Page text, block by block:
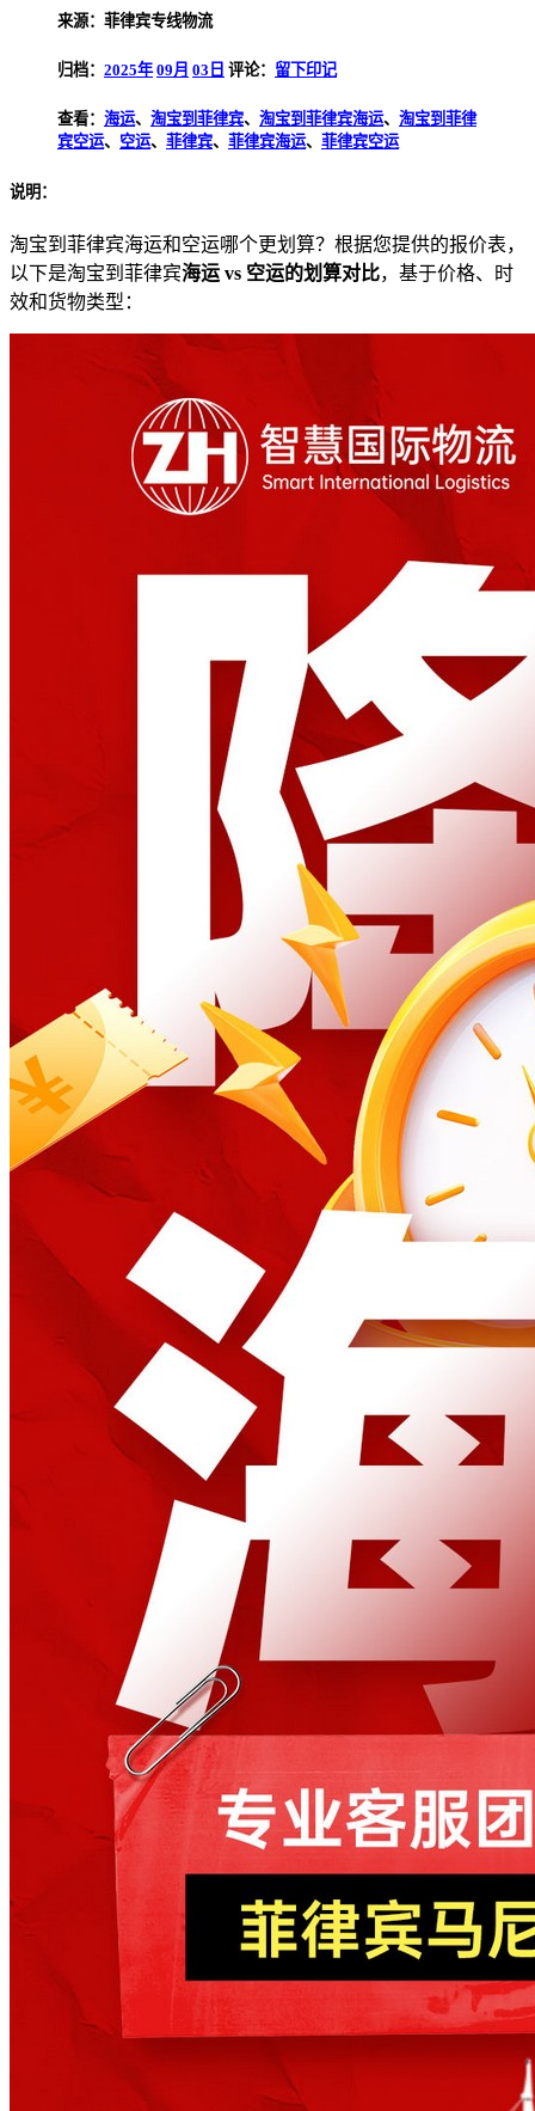
来源：菲律宾专线物流
归档： 2025年 09月 03日 评论： 留下印记
查看： 海运、 淘宝到菲律宾、 淘宝到菲律宾海运、 淘宝到菲律
宾空运、 空运、 菲律宾、 菲律宾海运、 菲律宾空运
说明：
淘宝到菲律宾海运和空运哪个更划算？根据您提供的报价表，
以下是淘宝到菲律宾海运 vs 空运的划算对比，基于价格、时
效和货物类型：